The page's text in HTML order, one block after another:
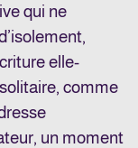
qui ne
elle-
comme
un moment